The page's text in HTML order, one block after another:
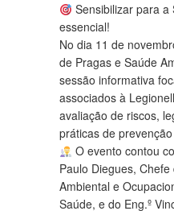
Sensibilizar para a
essencial!
No dia 11 de
de Pragas e Saúde
sessão informativa
associados à
avaliação de riscos,
práticas de
O evento contou
Paulo Diegues,
Ambiental e
Saúde, e do Eng.º